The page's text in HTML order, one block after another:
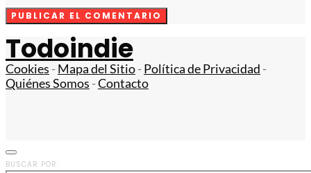
Todoindie
Cookies -Mapa del Sitio-Política de Privacidad -
Quiénes Somos -Contacto
BUSCAR POR: